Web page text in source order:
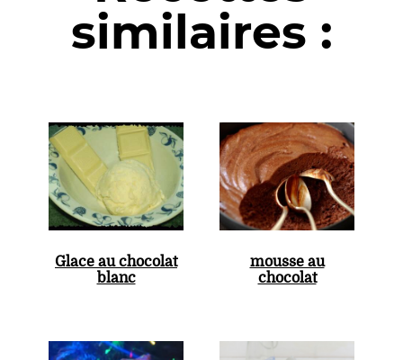
similaires :
Glace au chocolat
blanc
mousse au
chocolat